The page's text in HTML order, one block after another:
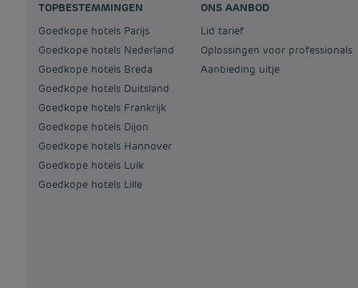
TOPBESTEMMINGEN
Goedkope hotels Parijs
Goedkope hotels Nederland
Goedkope hotels Breda
Goedkope hotels Duitsland
Goedkope hotels Frankrijk
Goedkope hotels Dijon
Goedkope hotels Hannover
Goedkope hotels Luik
Goedkope hotels Lille
ONS AANBOD
Lid tarief
Oplossingen voor professionals
Aanbieding uitje